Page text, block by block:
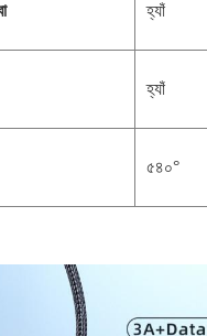
হ্যাঁ
হ্যাঁ
৫৪০°